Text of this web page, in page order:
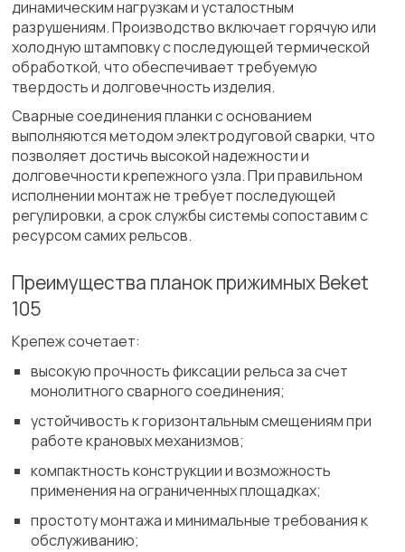
динамическим нагрузкам и усталостным
разрушениям. Производство включает горячую или
холодную штамповку с последующей термической
обработкой, что обеспечивает требуемую
твердость и долговечность изделия.
Сварные соединения планки с основанием
выполняются методом электродуговой сварки, что
позволяет достичь высокой надежности и
долговечности крепежного узла. При правильном
исполнении монтаж не требует последующей
регулировки, а срок службы системы сопоставим с
ресурсом самих рельсов.
Преимущества планок прижимных Beket
105
Крепеж сочетает:
высокую прочность фиксации рельса за счет
монолитного сварного соединения;
устойчивость к горизонтальным смещениям при
работе крановых механизмов;
компактность конструкции и возможность
применения на ограниченных площадках;
простоту монтажа и минимальные требования к
обслуживанию;